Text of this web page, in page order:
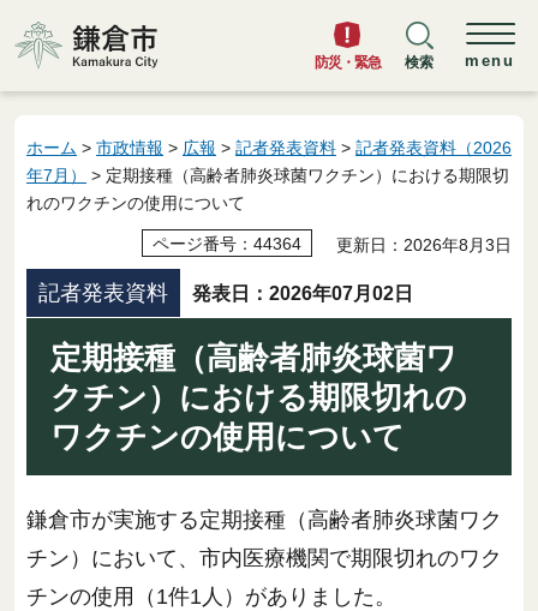
鎌倉市
防災・緊急 検索 menu
ホーム > 市政情報 > 広報 > 記者発表資料 > 記者発表資料（2026
年7月）
> 定期接種（高齢者肺炎球菌ワクチン）における期限切
れのワクチンの使用について
ページ番号：44364 更新日：2026年8月3日
記者発表資料 発表日：2026年07月02日
定期接種（高齢者肺炎球菌ワ
クチン）における期限切れの
ワクチンの使用について
鎌倉市が実施する定期接種（高齢者肺炎球菌ワク
チン）において、市内医療機関で期限切れのワク
チンの使用（1件1人）がありました。